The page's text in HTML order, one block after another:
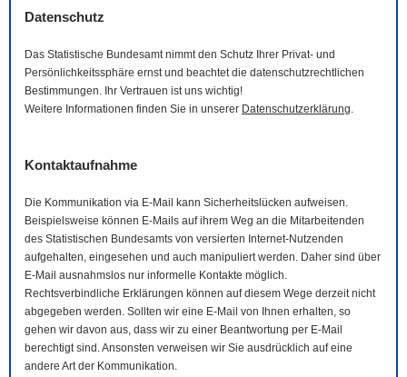
Datenschutz
Das Statistische Bundesamt nimmt den Schutz Ihrer Privat- und
Persönlichkeitssphäre ernst und beachtet die datenschutzrechtlichen
Bestimmungen. Ihr Vertrauen ist uns wichtig!
Weitere Informationen finden Sie in unserer Datenschutzerklärung.
Kontaktaufnahme
Die Kommunikation via E-Mail
kann Sicherheitslücken aufweisen.
Beispielsweise können E-Mails auf ihrem Weg an die Mitarbeitenden
des Statistischen Bundesamts von versierten Internet-Nutzenden
aufgehalten, eingesehen und auch manipuliert werden. Daher sind über
E-Mail ausnahmslos nur informelle Kontakte möglich.
Rechtsverbindliche Erklärungen können auf diesem Wege derzeit nicht
abgegeben werden. Sollten wir eine E-Mail von Ihnen erhalten, so
gehen wir davon aus, dass wir zu einer Beantwortung per E-Mail
berechtigt sind. Ansonsten verweisen wir Sie ausdrücklich auf eine
andere Art der Kommunikation.